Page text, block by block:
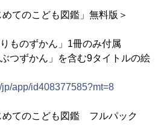
てのこども図鑑」無料版＞
ものずかん」1冊のみ付属
つずかん」を含む9タイトルの絵
app/id408377585?mt=8
てのこども図鑑 フルパック